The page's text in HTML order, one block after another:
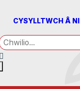
CYSYLLTWCH Â NI